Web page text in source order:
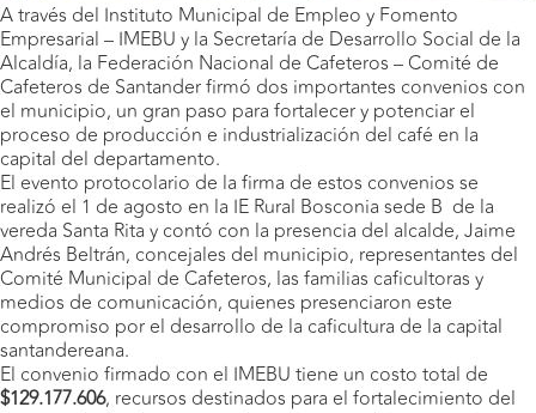
A través del Instituto Municipal de Empleo y Fomento
Empresarial – IMEBU y la Secretaría de Desarrollo Social de la
Alcaldía, la Federación Nacional de Cafeteros – Comité de
Cafeteros de Santander firmó dos importantes convenios con
el municipio, un gran paso para fortalecer y potenciar el
proceso de producción e industrialización del café en la
capital del departamento.
El evento protocolario de la firma de estos convenios se
realizó el 1 de agosto en la IE Rural Bosconia sede B de la
vereda Santa Rita y contó con la presencia del alcalde, Jaime
Andrés Beltrán, concejales del municipio, representantes del
Comité Municipal de Cafeteros, las familias caficultoras y
medios de comunicación, quienes presenciaron este
compromiso por el desarrollo de la caficultura de la capital
santandereana.
El convenio firmado con el IMEBU tiene un costo total de
$129.177.606, recursos destinados para el fortalecimiento del